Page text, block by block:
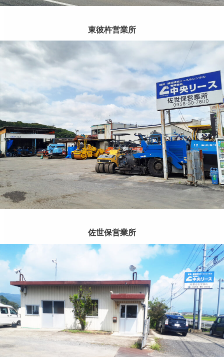
東彼杵営業所
佐世保営業所